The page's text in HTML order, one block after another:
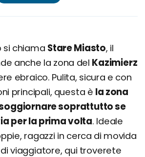
si chiama Stare Miasto, il
anche la zona del Kazimierz
ebraico. Pulita, sicura e con
principali, questa è la zona
soprattutto se
per la prima volta. Ideale
ragazzi in cerca di movida
viaggiatore, qui troverete